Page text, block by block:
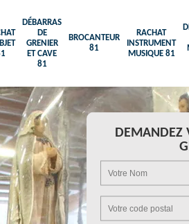
DÉBARRAS
DE
GRENIER
ET CAVE
81
BROCANTEUR
81
RACHAT
INSTRUMENT
MUSIQUE 81
DEMANDEZ